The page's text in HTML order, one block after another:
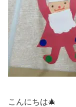
こんにちは🎄